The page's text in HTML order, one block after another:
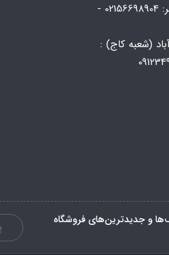
انبار تهران _ اسلامشهر: 02156698904 -
(شعبه کاج) :
و جدیدترین‌های فروشگاه